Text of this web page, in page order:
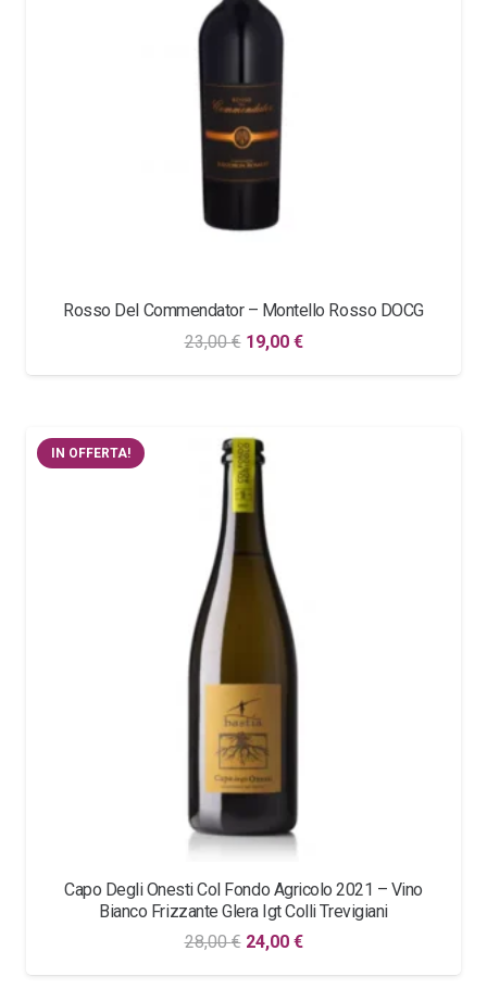
Rosso Del Commendator – Montello Rosso DOCG
23,00€ Il
prezzo
era:
23,00 €.
19,00 €Il
prezzo
IN OFFERTA!
Capo Degli Onesti Col Fondo Agricolo 2021 – Vino
Bianco Frizzante Glera Igt Colli Trevigiani
28,00€ Il
prezzo
24,00 €Il
prezzo